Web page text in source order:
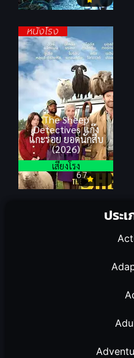
ประ
หนังโรง
The Sheep
Detectives แก๊ง
แกะรอย ยอดนักสืบ
(2026)
6.7
เสียงโรง